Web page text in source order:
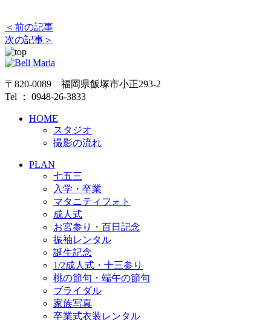
＜前の記事
次の記事＞
〒820-0089 福岡県飯塚市小正293-2
Tel ： 0948-26-3833
HOME
スタジオ
撮影の流れ
PLAN
七五三
入学・卒業
マタニティフォト
成人式
お宮参り・百日記念
振袖レンタル
誕生記念
1/2成人式・十三参り
桃の節句・端午の節句
ブライダル
家族写真
卒業式衣装レンタル